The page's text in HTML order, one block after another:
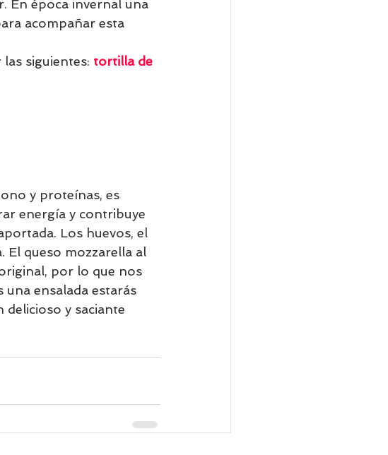
En época invernal una
acompañar esta
siguientes: tortilla de
y proteínas, es
energía y contribuye
Los huevos, el
El queso mozzarella al
por lo que nos
ensalada estarás
y saciante